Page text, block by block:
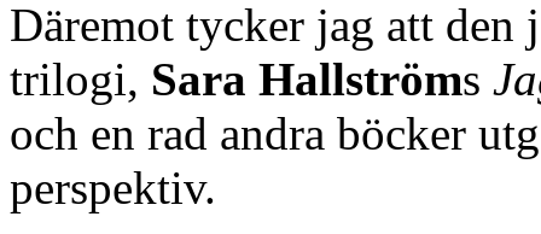
Däremot tycker jag att den
trilogi, Sara Hallströms
och en rad andra böcker
perspektiv.